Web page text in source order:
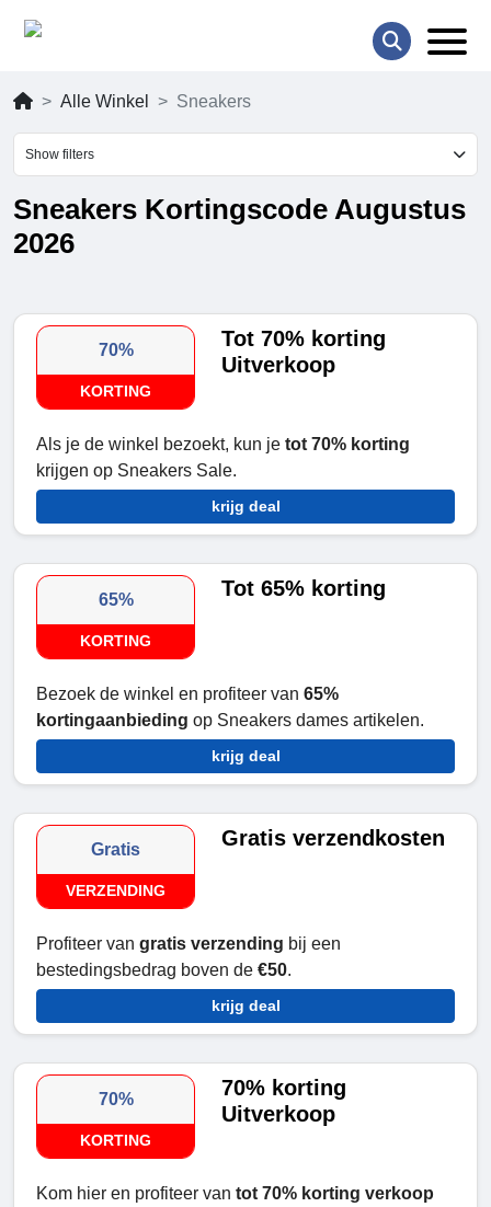
Alle Winkel Sneakers
Show filters
Sneakers Kortingscode Augustus
2026
70%
KORTING
Tot 70% korting
Uitverkoop
Als je de winkel bezoekt, kun je tot 70% korting
krijgen op Sneakers Sale.
krijg deal
65%
KORTING
Tot 65% korting
Bezoek de winkel en profiteer van 65%
kortingaanbieding op Sneakers dames artikelen.
krijg deal
Gratis
VERZENDING
Gratis verzendkosten
Profiteer van gratis verzending bij een
bestedingsbedrag boven de €50.
krijg deal
70%
KORTING
70% korting
Uitverkoop
Kom hier en profiteer van tot 70% korting verkoop